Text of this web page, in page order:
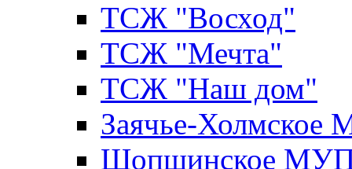
ТСЖ "Восход"
ТСЖ "Мечта"
ТСЖ "Наш дом"
Заячье-
Шопшинское